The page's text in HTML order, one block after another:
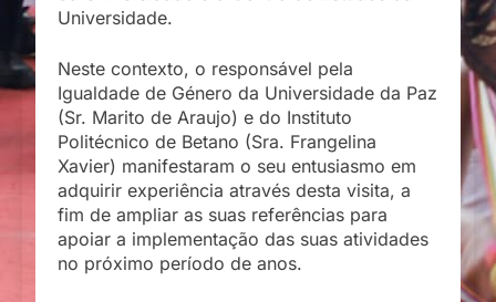
Universidade.
Neste contexto, o responsável pela
Igualdade de Género da Universidade da Paz
(Sr. Marito de Araujo) e do Instituto
Politécnico de Betano (Sra. Frangelina
Xavier) manifestaram o seu entusiasmo em
adquirir experiência através desta visita, a
fim de ampliar as suas referências para
apoiar a implementação das suas atividades
no próximo período de anos.